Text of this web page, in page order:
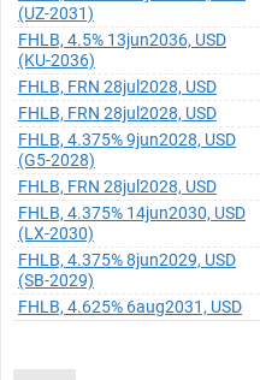
(UZ-2031)
FHLB, 4.5% 13jun2036, USD
(KU-2036)
FHLB, FRN 28jul2028, USD
FHLB, FRN 28jul2028, USD
FHLB, 4.375% 9jun2028, USD
(G5-2028)
FHLB, FRN 28jul2028, USD
FHLB, 4.375% 14jun2030, USD
(LX-2030)
FHLB, 4.375% 8jun2029, USD
(SB-2029)
FHLB, 4.625% 6aug2031, USD